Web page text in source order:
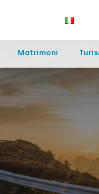
Matrimoni